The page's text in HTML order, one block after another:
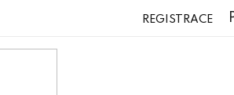
REGISTRACE